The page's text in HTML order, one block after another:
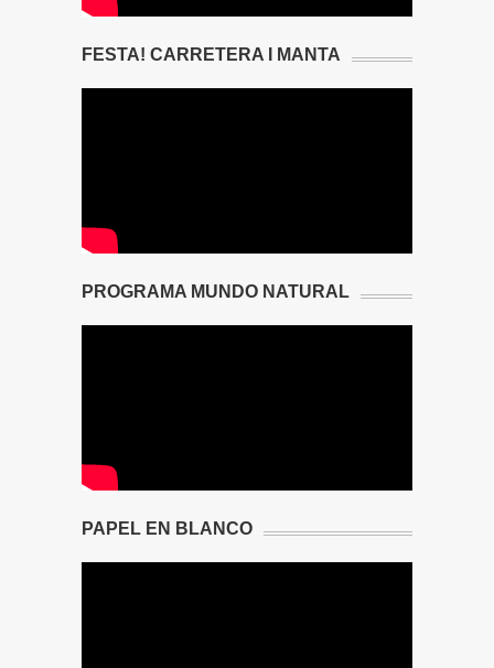
FESTA! CARRETERA I MANTA
PROGRAMA MUNDO NATURAL
PAPEL EN BLANCO